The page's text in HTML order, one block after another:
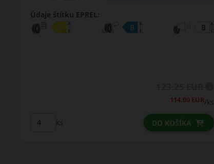
Údaje štítku EPREL:
131.50 EUR/ks
ks DO KOŠÍKA